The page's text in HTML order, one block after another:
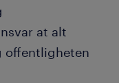
at alt
offentligheten